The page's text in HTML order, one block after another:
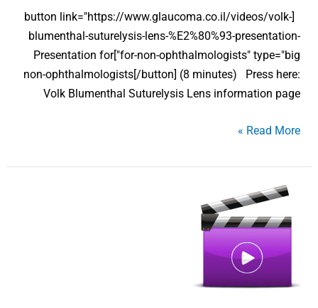
[button link="https://www.glaucoma.co.il/videos/volk-
blumenthal-suturelysis-lens-%E2%80%93-presentation-
for-non-ophthalmologists" type="big"]Presentation for
non-ophthalmologists[/button] (8 minutes) Press here:
Volk Blumenthal Suturelysis Lens information page
Read More »
Volk
Suturelysis
lens
Presentation